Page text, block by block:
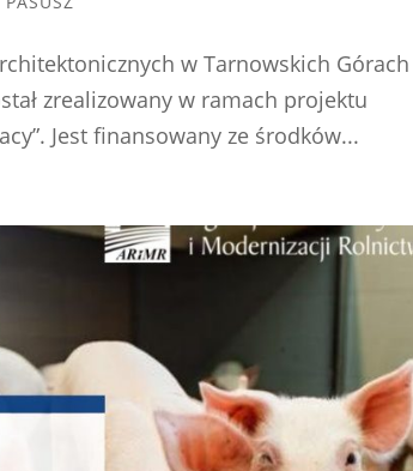
w Tarnowskich Górach
zrealizowany w ramach projektu
Jest finansowany ze środków...